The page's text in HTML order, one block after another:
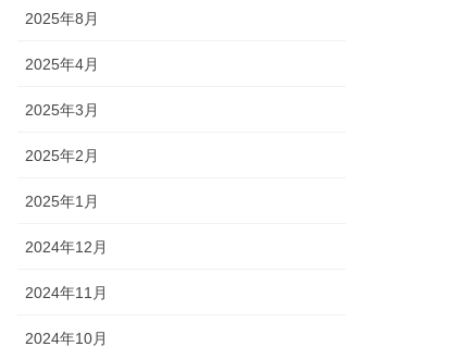
2025年8月
2025年4月
2025年3月
2025年2月
2025年1月
2024年12月
2024年11月
2024年10月